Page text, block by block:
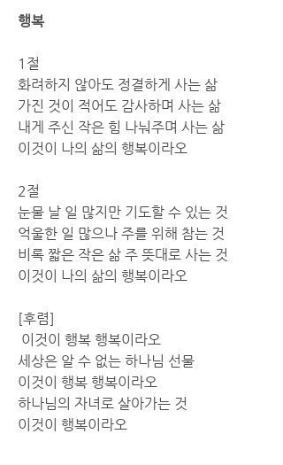
행복
1절
화려하지 않아도 정결하게 사는 삶
가진 것이 적어도 감사하며 사는 삶
내게 주신 작은 힘 나눠주며 사는 삶
이것이 나의 삶의 행복이라오
2절
눈물 날 일 많지만 기도할 수 있는 것
억울한 일 많으나 주를 위해 참는 것
비록 짧은 작은 삶 주 뜻대로 사는 것
이것이 나의 삶의 행복이라오
[후렴]
이것이 행복 행복이라오
세상은 알 수 없는 하나님 선물
이것이 행복 행복이라오
하나님의 자녀로 살아가는 것
이것이 행복이라오